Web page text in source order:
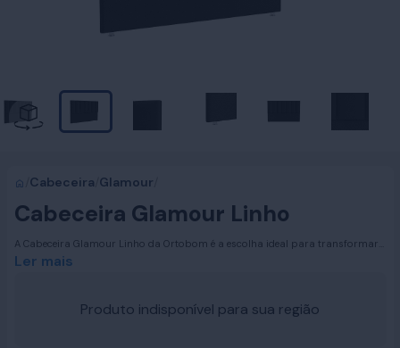
Cabeceira Glamour
Cabeceira Glamour Linho
A Cabeceira Glamour Linho da Ortobom é a escolha ideal para transformar
seu quarto em um espaço de elegância e sofisticação. Disponível nos
essencial para quem busca um quarto mais bonito e acolhedor.
Ler mais
Produto indisponível para sua região